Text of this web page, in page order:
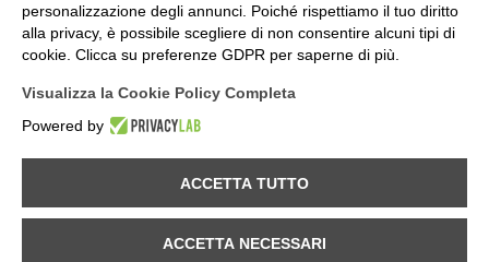
Comune di Val Masino
personalizzazione degli annunci. Poiché rispettiamo il tuo diritto
alla privacy, è possibile scegliere di non consentire alcuni tipi di
cookie. Clicca su preferenze GDPR per saperne di più.
Visualizza la Cookie Policy Completa
Powered by
ACCETTA TUTTO
ACCETTA NECESSARI